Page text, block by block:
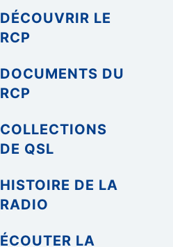
DÉCOUVRIR LE
RCP
DOCUMENTS DU
RCP
COLLECTIONS
DE QSL
HISTOIRE DE LA
RADIO
ÉCOUTER LA